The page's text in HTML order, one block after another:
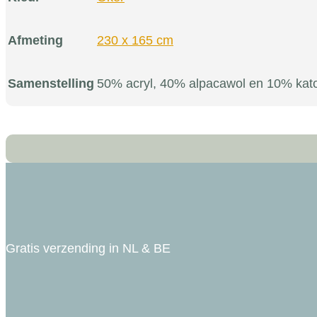
Afmeting 230 x 165 cm
Samenstelling 50% acryl, 40% alpacawol en 10%
Gratis verzending in NL & BE